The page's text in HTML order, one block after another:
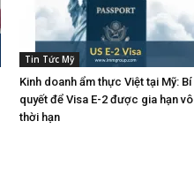
Tin Tức Mỹ
Kinh doanh ẩm thực Việt tại Mỹ: Bí
quyết để Visa E-2 được gia hạn vô
thời hạn